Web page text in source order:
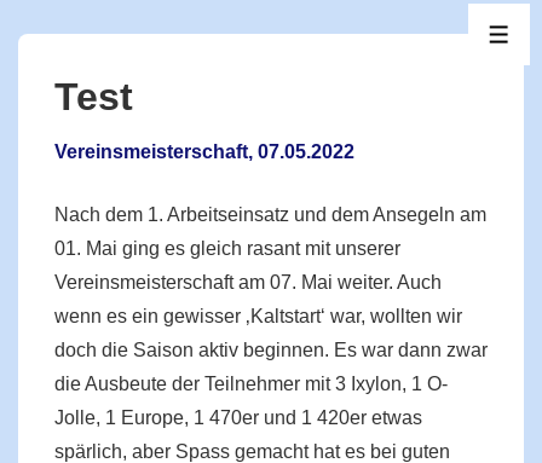
Test
Vereinsmeisterschaft, 07.05.2022
Nach dem 1. Arbeitseinsatz und dem Ansegeln am
01. Mai ging es gleich rasant mit unserer
Vereinsmeisterschaft am 07. Mai weiter. Auch
wenn es ein gewisser ‚Kaltstart‘ war, wollten wir
doch die Saison aktiv beginnen. Es war dann zwar
die Ausbeute der Teilnehmer mit 3 Ixylon, 1 O-
Jolle, 1 Europe, 1 470er und 1 420er etwas
spärlich, aber Spass gemacht hat es bei guten